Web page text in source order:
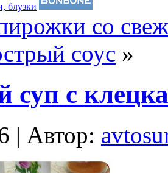
со
соус »
суп с
| Автор: